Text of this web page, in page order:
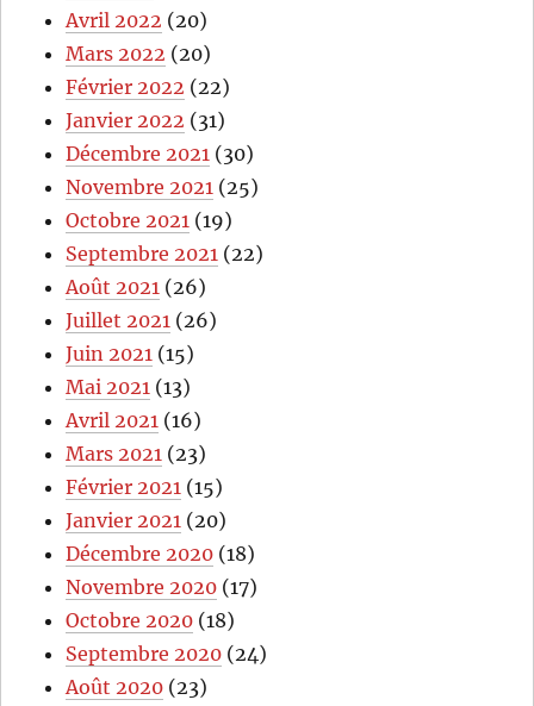
Avril 2022 (20)
Mars 2022 (20)
Février 2022 (22)
Janvier 2022 (31)
Décembre 2021 (30)
Novembre 2021 (25)
Octobre 2021 (19)
Septembre 2021 (22)
Août 2021 (26)
Juillet 2021 (26)
Juin 2021 (15)
Mai 2021 (13)
Avril 2021 (16)
Mars 2021 (23)
Février 2021 (15)
Janvier 2021 (20)
Décembre 2020 (18)
Novembre 2020 (17)
Octobre 2020 (18)
Septembre 2020 (24)
Août 2020 (23)